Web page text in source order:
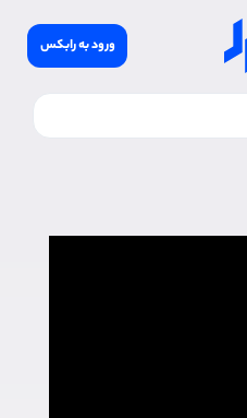
ورود به رابکس